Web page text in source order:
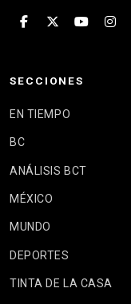
SECCIONES
EN TIEMPO
BC
ANÁLISIS BCT
MÉXICO
MUNDO
DEPORTES
TINTA DE LA CASA